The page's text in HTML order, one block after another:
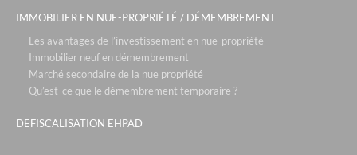
IMMOBILIER EN NUE-PROPRIÉTÉ / DÉMEMBREMENT
Les avantages de l’investissement en nue-propriété
Immobilier neuf en démembrement
Marché secondaire de la nue propriété
Qu’est-ce que le démembrement temporaire ?
DEFISCALISATION EHPAD